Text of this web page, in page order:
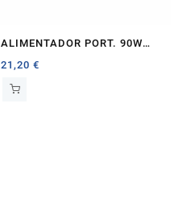
ALIMENTADOR PORT. 90W
APPROX
21,20€